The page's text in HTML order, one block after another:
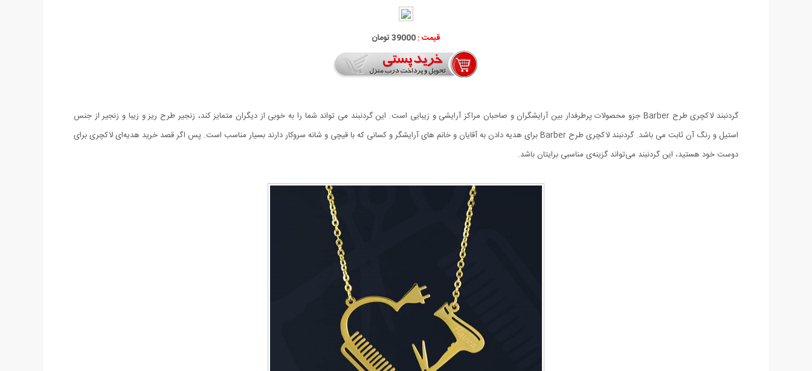
قیمت :39000 تومان
گردنبند لاکچری طرح Barber جزو محصولات پرطرفدار بین آرایشگران و صاحبان مراکز آرایشی و زیبایی است. این گردنبند می تواند شما را به خوبی از دیگران متمایز کند، زنجیر طرح ریز و زیبا و زنجیر از جنس
استیل و رنگ آن ثابت می باشد. گردنبند لاکچری طرح Barber برای هدیه دادن به آقایان و خانم های آرایشگر و کسانی که با قیچی و شانه سروکار دارند بسیار مناسب است. پس اگر قصد خرید هدیه‌ای لاکچری برای
دوست خود هستید، این گردنبند می‌تواند گزینه‌ی مناسبی برایتان باشد.